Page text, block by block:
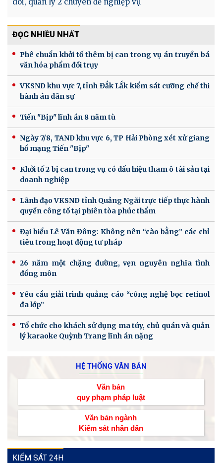
ĐỌC NHIỀU NHẤT
Phê chuẩn khởi tố thêm bị can trong vụ án truyền bá
văn hóa phẩm đồi trụy
VKSND khu vực 7, tỉnh Đắk Lắk kiểm sát cưỡng chế thi
hành án dân sự
Tiến "Bịp" lĩnh án 8 năm tù
Ngày 7/8, TAND khu vực 6, TP Hải Phòng xét xử giang
hồ mạng Tiến "Bịp"
Khởi tố 2 bị can trong vụ có dấu hiệu tham ô tài sản tại
doanh nghiệp
Lãnh đạo VKSND tỉnh Quảng Ngãi trực tiếp thực hành
quyền công tố tại phiên tòa phúc thẩm
Đại biểu Lê Văn Đông: Không nên “cào bằng” các chỉ
tiêu trong hoạt động tư pháp
26 năm một chặng đường, vẹn nguyên nghĩa tình
đồng môn
Yêu cầu giải trình quảng cáo “công nghệ bọc retinol
đa lớp”
Tổ chức cho khách sử dụng ma túy, chủ quán và quản
lý karaoke Quỳnh Trang lĩnh án nặng
HỆ THỐNG VĂN BẢN
Văn bản
quy phạm pháp luật
Văn bản ngành
Kiểm sát nhân dân
KIỂM SÁT 24H